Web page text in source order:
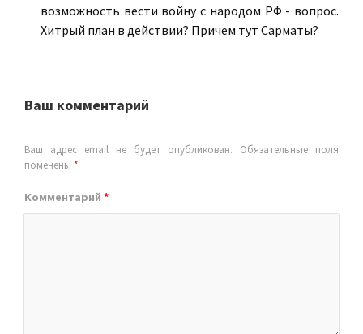
возможность вести войну с народом РФ - вопрос.
Хитрый план в действии? Причем тут Сарматы?
Ваш комментарий
Ваш адрес email не будет опубликован.
Обязательные поля
помечены *
Комментарий *